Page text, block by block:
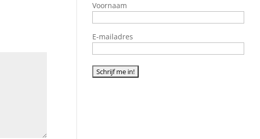
Voornaam
E-mailadres